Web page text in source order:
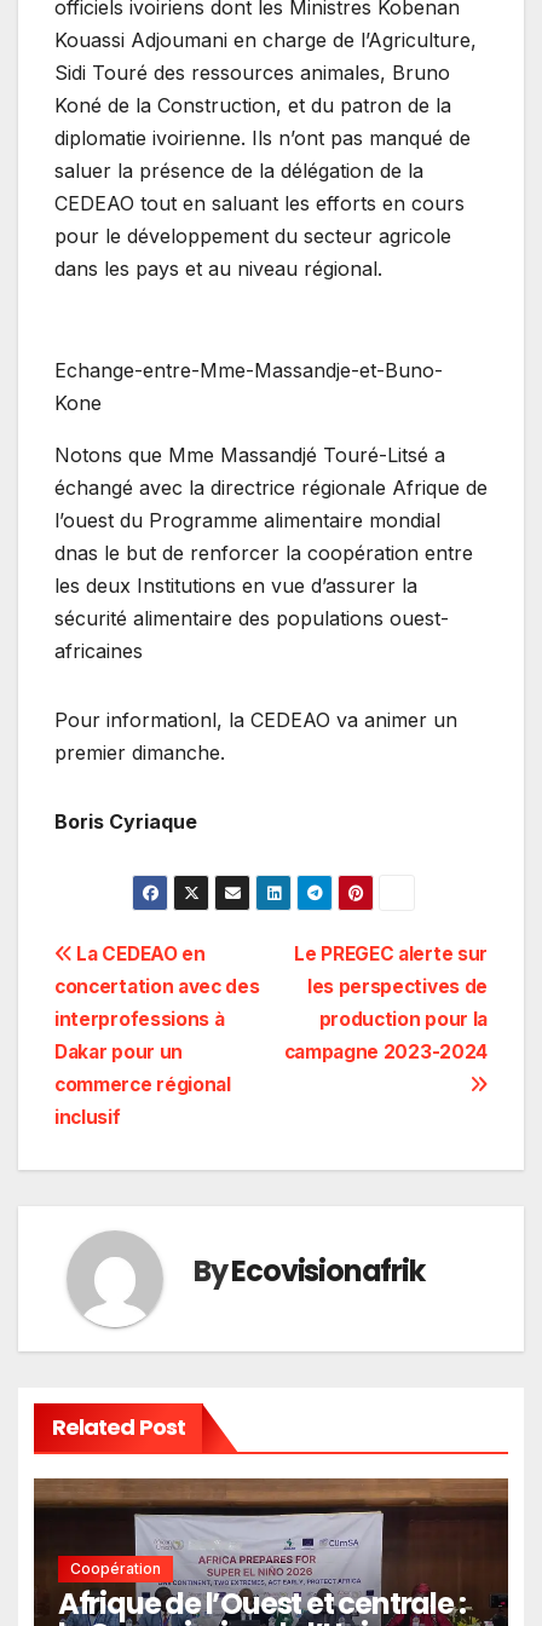
officiels ivoiriens dont les Ministres Kobenan
Kouassi Adjoumani en charge de l’Agriculture,
Sidi Touré des ressources animales, Bruno
Koné de la Construction, et du patron de la
diplomatie ivoirienne. Ils n’ont pas manqué de
saluer la présence de la délégation de la
CEDEAO tout en saluant les efforts en cours
pour le développement du secteur agricole
dans les pays et au niveau régional.
Echange-entre-Mme-Massandje-et-Buno-
Kone
Notons que Mme Massandjé Touré-Litsé a
échangé avec la directrice régionale Afrique de
l’ouest du Programme alimentaire mondial
dnas le but de renforcer la coopération entre
les deux Institutions en vue d’assurer la
sécurité alimentaire des populations ouest-
africaines
Pour informationl, la CEDEAO va animer un
premier dimanche.
Boris Cyriaque
Navigation
de
l’article
Le PREGEC alerte sur
les perspectives de
production pour la
campagne 2023-2024
La CEDEAO en
concertation avec des
interprofessions à
Dakar pour un
commerce régional
inclusif
ByEcovisionafrik
Related Post
Coopération
Afrique de l’Ouest et centrale :